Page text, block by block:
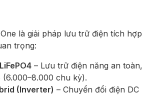
là giải pháp lưu trữ điện tích hợp
trọng:
– Lưu trữ điện năng an toàn,
chu kỳ).
(Inverter) – Chuyển đổi điện DC